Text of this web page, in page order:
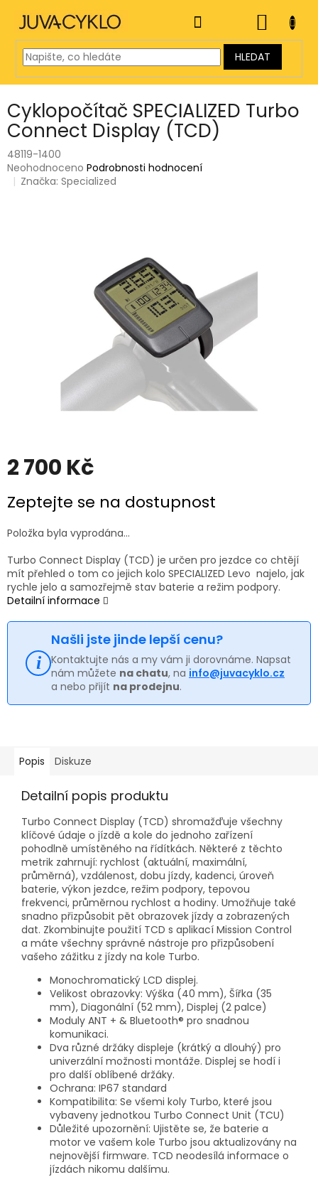
obsah
HLEDAT
KOŠÍK
Cyklopočítač SPECIALIZED Turbo
Connect Display (TCD)
48119-1400
Průměrné
hodnocení
Neohodnoceno Podrobnosti hodnocení
Značka:Specialized
2 700 Kč
cena:
Zeptejte se na dostupnost
Položka byla vyprodána…
Turbo Connect Display (TCD) je určen pro jezdce co chtějí
mít přehled o tom co jejich kolo SPECIALIZED Levo najelo, jak
rychle jelo a samozřejmě stav baterie a režim podpory.
Detailní informace
Našli jste jinde lepší cenu?
Kontaktujte nás a my vám ji dorovnáme. Napsat
nám můžete na chatu, na info@juvacyklo.cz
a nebo přijít na prodejnu.
Popis Diskuze
Detailní popis produktu
Turbo Connect Display (TCD) shromažďuje všechny
klíčové údaje o jízdě a kole do jednoho zařízení
pohodlně umístěného na řídítkách. Některé z těchto
metrik zahrnují: rychlost (aktuální, maximální,
průměrná), vzdálenost, dobu jízdy, kadenci, úroveň
baterie, výkon jezdce, režim podpory, tepovou
frekvenci, průměrnou rychlost a hodiny. Umožňuje také
snadno přizpůsobit pět obrazovek jízdy a zobrazených
dat. Zkombinujte použití TCD s aplikací Mission Control
a máte všechny správné nástroje pro přizpůsobení
vašeho zážitku z jízdy na kole Turbo.
Monochromatický LCD displej.
Velikost obrazovky: Výška (40 mm), Šířka (35
mm), Diagonální (52 mm), Displej (2 palce)
Moduly ANT + & Bluetooth® pro snadnou
komunikaci.
Dva různé držáky displeje (krátký a dlouhý) pro
univerzální možnosti montáže. Displej se hodí i
pro další oblíbené držáky.
Ochrana: IP67 standard
Kompatibilita: Se všemi koly Turbo, které jsou
vybaveny jednotkou Turbo Connect Unit (TCU)
Důležité upozornění: Ujistěte se, že baterie a
motor ve vašem kole Turbo jsou aktualizovány na
nejnovější firmware. TCD neodesílá informace o
jízdách nikomu dalšímu.